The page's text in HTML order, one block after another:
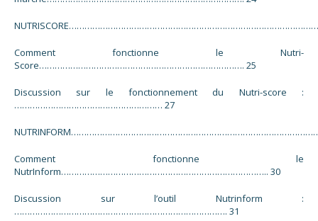
Comment fonctionne le Nutri-
Score……………………………………………………………………. 25
Discussion sur le fonctionnement du Nutri-score :
………………………………………………… 27
Comment fonctionne le
NutrInform…………………………………………………………………….. 30
Discussion sur l’outil Nutrinform :
………………………………………………………………………. 31